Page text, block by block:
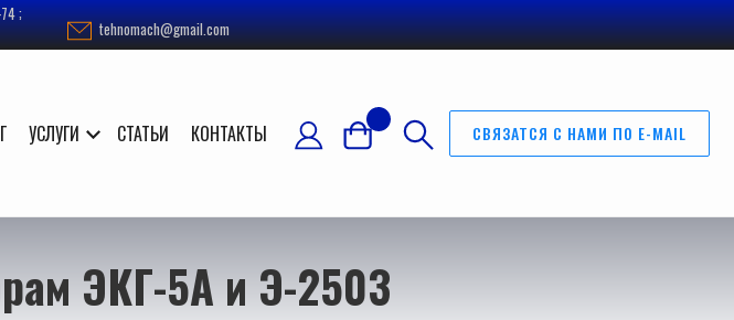
;
tehnomach@gmail.com
УСЛУГИ СТАТЬИ КОНТАКТЫ СВЯЗАТСЯ С НАМИ ПО E-MAIL
ЭКГ-5А и Э-2503